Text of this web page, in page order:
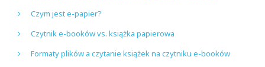
Czym jest e-papier?
Czytnik e-booków vs. książka papierowa
Formaty plików a czytanie książek na czytniku e-booków